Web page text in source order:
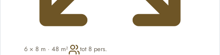
6 × 8 m · 48 m² tot 8 pers.